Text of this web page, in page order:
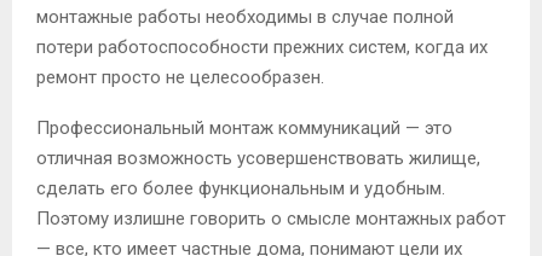
монтажные работы необходимы в случае полной
потери работоспособности прежних систем, когда их
ремонт просто не целесообразен.
Профессиональный монтаж коммуникаций — это
отличная возможность усовершенствовать жилище,
сделать его более функциональным и удобным.
Поэтому излишне говорить о смысле монтажных работ
— все, кто имеет частные дома, понимают цели их